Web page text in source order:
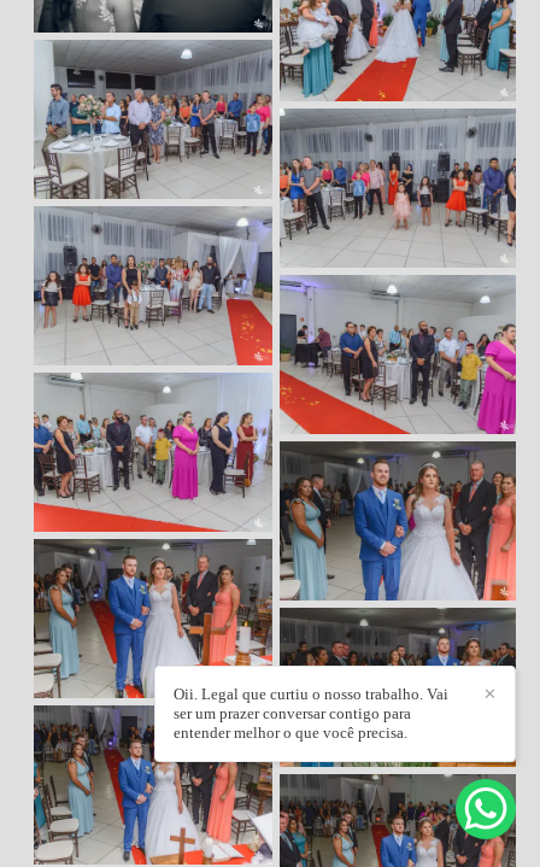
✕
Oii. Legal que curtiu o nosso trabalho. Vai
ser um prazer conversar contigo para
entender melhor o que você precisa.